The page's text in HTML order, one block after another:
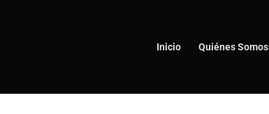
Inicio Quiénes Somos